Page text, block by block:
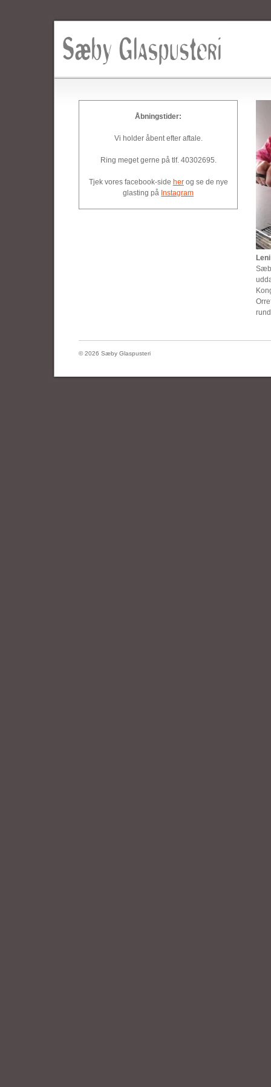
Åbningstider:
Vi holder åbent efter aftale.
Ring meget gerne på tlf. 40302695.
Tjek vores facebook-side herog se de nye
glasting på Instagram
© 2026 Sæby Glaspusteri